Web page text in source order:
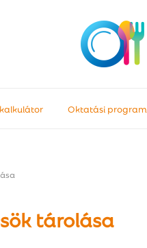
Oktatási program
tárolása